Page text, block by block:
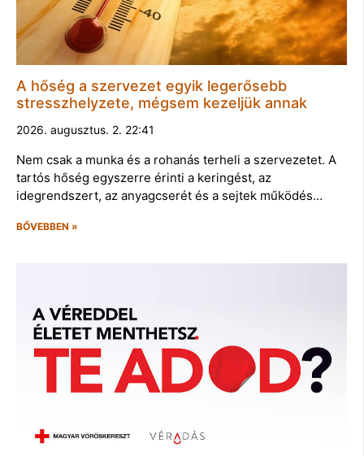
A hőség a szervezet egyik legerősebb
stresszhelyzete, mégsem kezeljük annak
2026. augusztus. 2. 22:41
Nem csak a munka és a rohanás terheli a szervezetet. A
tartós hőség egyszerre érinti a keringést, az
idegrendszert, az anyagcserét és a sejtek működés…
BŐVEBBEN »